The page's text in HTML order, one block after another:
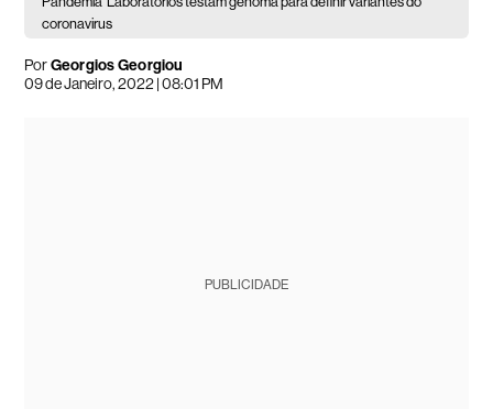
coronavirus
PorGeorgios Georgiou
09 de Janeiro, 2022 | 08:01 PM
PUBLICIDADE